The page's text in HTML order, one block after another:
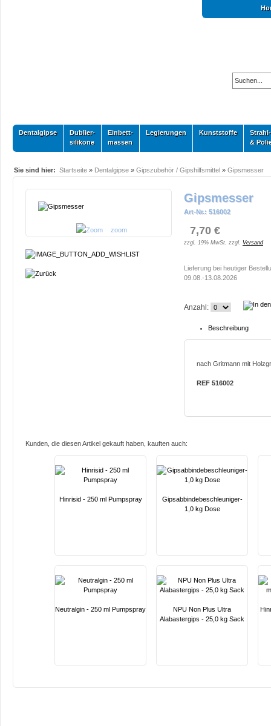
Dentalgipse
Dublier-
silikone
Einbett-
massen
Legierungen Kunststoffe
Strahl-
&
Sie sind hier: Startseite » Dentalgipse » Gipszubehör / Gipshilfsmittel » Gipsmesser
zoom
Gipsmesser
Art-Nr.: 516002
7,70 €
zzgl. 19% MwSt. zzgl. Versand
Lieferung bei heutiger
09.08.-13.08.2026
Anzahl:
Beschreibung
nach Gritmann mit
REF 516002
Kunden, die diesen Artikel gekauft haben, kauften auch:
Hinrisid - 250 ml Pumpspray
Gipsabbindebeschleuniger-
1,0 kg Dose
Neutralgin - 250 ml Pumpspray
NPU Non Plus Ultra
Alabastergips - 25,0 kg Sack